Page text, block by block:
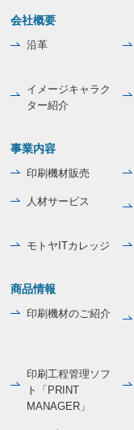
会社概要
沿革
イメージキャラク
ター紹介
事業内容
印刷機材販売
人材サービス
モトヤITカレッジ
商品情報
印刷機材のご紹介
印刷工程管理ソフ
ト「PRINT
MANAGER」